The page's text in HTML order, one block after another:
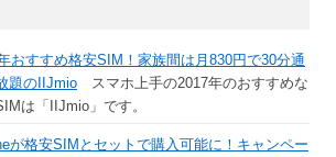
おすすめ格安SIM！家族間は月830円で30分通
題のIIJmio スマホ上手の2017年のおすすめな
は「IIJmio」です。
が格安SIMとセットで購入可能に！キャンペー